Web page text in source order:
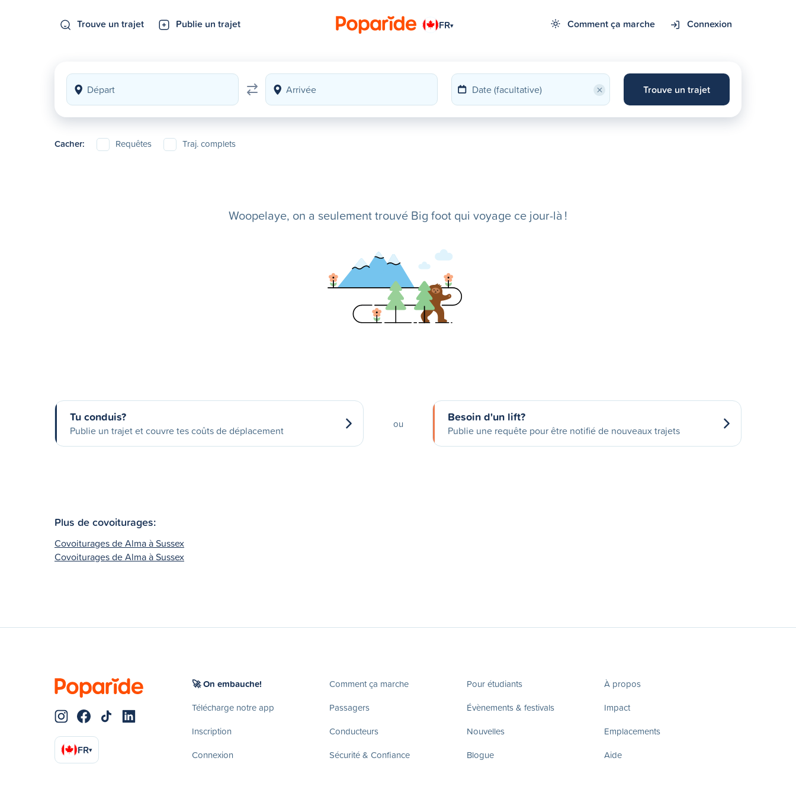
Trouve un trajet Publie un trajet FR▾ Comment ça marche Connexion
× Trouve un trajet
Cacher: Requêtes Traj. complets
Woopelaye, on a seulement trouvé Big foot qui voyage ce jour-là !
Tu conduis?
Publie un trajet et couvre tes coûts de déplacement
ou Besoin d'un lift?
Publie une requête pour être notifié de nouveaux trajets
Plus de covoiturages:
Covoiturages de Alma à Sussex
Covoiturages de Alma à Sussex
FR▾
🚀 On embauche!
Télécharge notre app
Inscription
Connexion
Comment ça marche
Passagers
Conducteurs
Sécurité & Confiance
Pour étudiants
Évènements & festivals
Nouvelles
Blogue
À propos
Impact
Emplacements
Aide